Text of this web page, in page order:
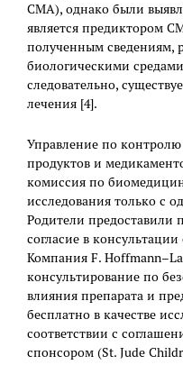
СМА), однако были
является предиктором
полученным сведениям,
биологическими
следовательно,
лечения [4].
Управление по
продуктов и
комиссия по
исследования только с
Родители
согласие в
Компания F.
консультирование по
влияния препарата и
бесплатно в качестве
соответствии с
спонсором (St. Jude